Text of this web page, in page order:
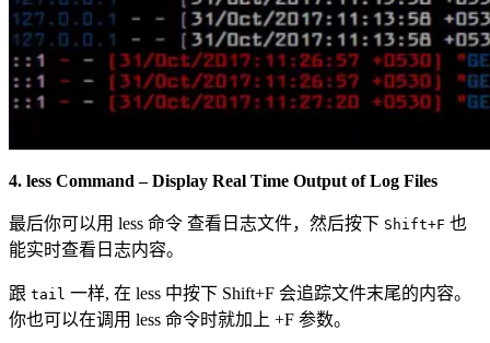
4. less Command – Display Real Time Output of Log Files
最后你可以用 less 命令 查看日志文件，然后按下 Shift+F 也
能实时查看日志内容。
跟 tail 一样, 在 less 中按下 Shift+F 会追踪文件末尾的内容。
你也可以在调用 less 命令时就加上 +F 参数。